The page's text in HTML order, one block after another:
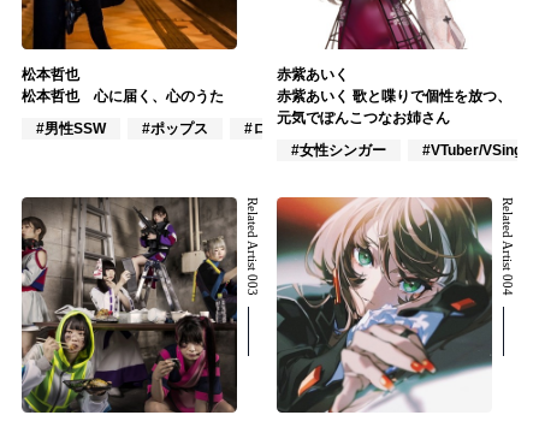
松本哲也
松本哲也 心に届く、心のうた
#男性SSW
#ポップス #ロック
赤紫あいく
赤紫あいく 歌と喋りで個性を放つ、
元気でぽんこつなお姉さん
#女性シンガー
#VTuber/VSinger
Related Artist 003 Related Artist 004